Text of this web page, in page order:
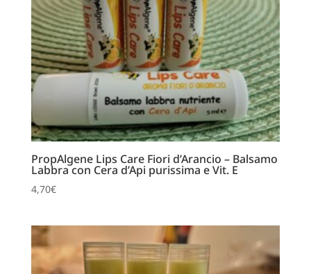
PropAlgene Lips Care Fiori d’Arancio – Balsamo
Labbra con Cera d’Api purissima e Vit. E
4,70€